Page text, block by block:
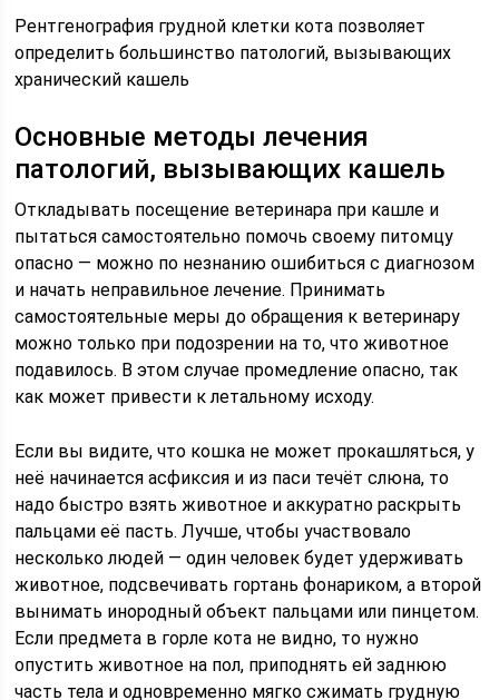
Рентгенография грудной клетки кота позволяет
определить большинство патологий, вызывающих
хранический кашель
Основные методы лечения
патологий, вызывающих кашель
Откладывать посещение ветеринара при кашле и
пытаться самостоятельно помочь своему питомцу
опасно — можно по незнанию ошибиться с диагнозом
и начать неправильное лечение. Принимать
самостоятельные меры до обращения к ветеринару
можно только при подозрении на то, что животное
подавилось. В этом случае промедление опасно, так
как может привести к летальному исходу.
Если вы видите, что кошка не может прокашляться, у
неё начинается асфиксия и из паси течёт слюна, то
надо быстро взять животное и аккуратно раскрыть
пальцами её пасть. Лучше, чтобы участвовало
несколько людей — один человек будет удерживать
животное, подсвечивать гортань фонариком, а второй
вынимать инородный объект пальцами или пинцетом.
Если предмета в горле кота не видно, то нужно
опустить животное на пол, приподнять ей заднюю
часть тела и одновременно мягко сжимать грудную